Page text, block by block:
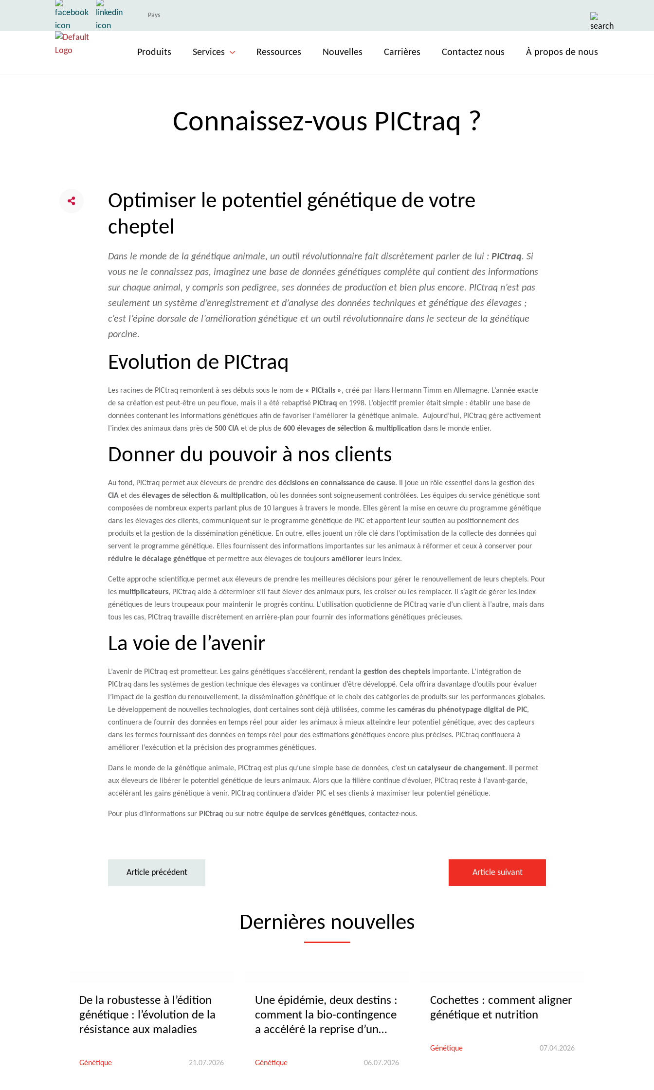
Pays
Produits Services Ressources Nouvelles Carrières Contactez nous À propos de nous
Connaissez-vous PICtraq ?
Optimiser le potentiel génétique de votre
cheptel
Dans le monde de la génétique animale, un outil révolutionnaire fait discrètement parler de lui : PICtraq. Si
vous ne le connaissez pas, imaginez une base de données génétiques complète qui contient des informations
sur chaque animal, y compris son pedigree, ses données de production et bien plus encore. PICtraq n’est pas
seulement un système d’enregistrement et d’analyse des données techniques et génétique des élevages ;
c’est l’épine dorsale de l’amélioration génétique et un outil révolutionnaire dans le secteur de la génétique
porcine.
Evolution de PICtraq
Les racines de PICtraq remontent à ses débuts sous le nom de « PICtails », créé par Hans Hermann Timm en Allemagne. L’année exacte
de sa création est peut-être un peu floue, mais il a été rebaptisé PICtraq en 1998. L’objectif premier était simple : établir une base de
données contenant les informations génétiques afin de favoriser l’améliorer la génétique animale. Aujourd’hui, PICtraq gère activement
l’index des animaux dans près de 500 CIA et de plus de 600 élevages de sélection & multiplication dans le monde entier.
Donner du pouvoir à nos clients
Au fond, PICtraq permet aux éleveurs de prendre des décisions en connaissance de cause. Il joue un rôle essentiel dans la gestion des
CIA et des élevages de sélection & multiplication, où les données sont soigneusement contrôlées. Les équipes du service génétique sont
composées de nombreux experts parlant plus de 10 langues à travers le monde. Elles gèrent la mise en œuvre du programme génétique
dans les élevages des clients, communiquent sur le programme génétique de PIC et apportent leur soutien au positionnement des
produits et la gestion de la dissémination génétique. En outre, elles jouent un rôle clé dans l’optimisation de la collecte des données qui
servent le programme génétique. Elles fournissent des informations importantes sur les animaux à réformer et ceux à conserver pour
réduire le décalage génétique et permettre aux élevages de toujours améliorer leurs index.
Cette approche scientifique permet aux éleveurs de prendre les meilleures décisions pour gérer le renouvellement de leurs cheptels. Pour
les multiplicateurs, PICtraq aide à déterminer s’il faut élever des animaux purs, les croiser ou les remplacer. Il s’agit de gérer les index
génétiques de leurs troupeaux pour maintenir le progrès continu. L’utilisation quotidienne de PICtraq varie d’un client à l’autre, mais dans
tous les cas, PICtraq travaille discrètement en arrière-plan pour fournir des informations génétiques précieuses.
La voie de l’avenir
L’avenir de PICtraq est prometteur. Les gains génétiques s’accélèrent, rendant la gestion des cheptels importante. L’intégration de
PICtraq dans les systèmes de gestion technique des élevages va continuer d’être développé. Cela offrira davantage d’outils pour évaluer
l’impact de la gestion du renouvellement, la dissémination génétique et le choix des catégories de produits sur les performances globales.
Le développement de nouvelles technologies, dont certaines sont déjà utilisées, comme les caméras du phénotypage digital de PIC,
continuera de fournir des données en temps réel pour aider les animaux à mieux atteindre leur potentiel génétique, avec des capteurs
dans les fermes fournissant des données en temps réel pour des estimations génétiques encore plus précises. PICtraq continuera à
améliorer l’exécution et la précision des programmes génétiques.
Dans le monde de la génétique animale, PICtraq est plus qu’une simple base de données, c’est un catalyseur de changement. Il permet
aux éleveurs de libérer le potentiel génétique de leurs animaux. Alors que la filière continue d’évoluer, PICtraq reste à l’avant-garde,
accélérant les gains génétique à venir. PICtraq continuera d’aider PIC et ses clients à maximiser leur potentiel génétique.
Pour plus d’informations sur PICtraq ou sur notre équipe de services génétiques, contactez-nous.
Article précédent Article suivant
Dernières nouvelles
De la robustesse à l’édition
génétique : l’évolution de la
résistance aux maladies
Génétique 21.07.2026
Une épidémie, deux destins :
comment la bio-contingence
a accéléré la reprise d’un
Génétique 06.07.2026
Cochettes : comment aligner
génétique et nutrition
Génétique 07.04.2026